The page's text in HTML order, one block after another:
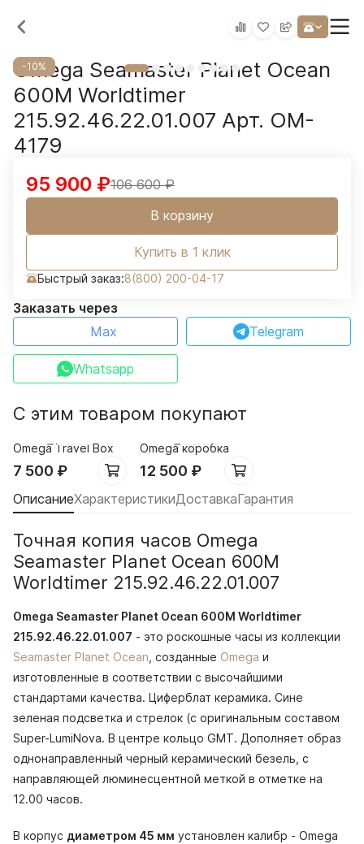
-10%
Omega Seamaster Planet Ocean
600M Worldtimer
215.92.46.22.01.007 Арт. OM-
4179
106 600₽
95 900 ₽
В корзину
Купить в 1 клик
Быстрый заказ:8(800) 200-04-17
Заказать через
Max
Telegram
Whatsapp
С этим товаром покупают
Omega Travel Box
7 500 ₽
Omega коробка
12 500 ₽
ОписаниеХарактеристикиДоставкаГарантия
Точная копия часов Omega
Seamaster Planet Ocean 600M
Worldtimer 215.92.46.22.01.007
Omega Seamaster Planet Ocean 600M Worldtimer
215.92.46.22.01.007 - это роскошные часы из коллекции
Seamaster Planet Ocean , созданные Omega и
изготовленные в соответствии с высочайшими
стандартами качества. Циферблат керамика. Сине
зеленая подсветка и стрелок (с оригинальным составом
Super-LumiNova. В центре кольцо GMT. Дополняет образ
однонаправленный черный керамический безель, с
направляющей люминесцентной меткой в отметке на
12.00 часов.
В корпус диаметром 45 мм установлен калибр - Omega